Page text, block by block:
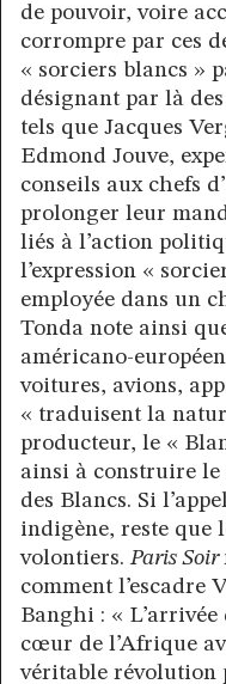
de pouvoir, voire
corrompre par ces
« sorciers blancs »
désignant par là
tels que Jacques
Edmond Jouve,
conseils aux chefs
prolonger leur
liés à l’action
l’expression «
employée dans un
Tonda note ainsi
américano-
voitures, avions,
« traduisent la
producteur, le «
ainsi à construire le
des Blancs. Si
indigène, reste que
volontiers. Paris Soir
comment l’escadre
Banghi : «
cœur de l’Afrique
véritable révolution